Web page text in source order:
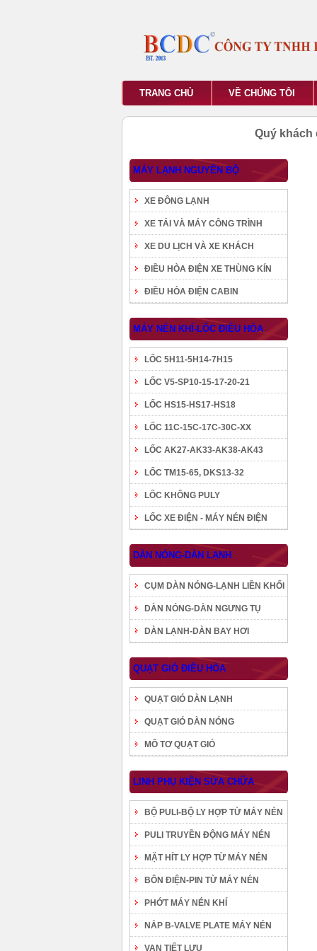
TRANG CHỦ VỀ CHÚNG TÔI
Quý khách
MÁY LẠNH NGUYÊN BỘ
XE ĐÔNG LẠNH
XE TẢI VÀ MÁY CÔNG TRÌNH
XE DU LỊCH VÀ XE KHÁCH
ĐIỀU HÒA ĐIỆN XE THÙNG KÍN
ĐIỀU HÒA ĐIỆN CABIN
MÁY NÉN KHÍ-LỐC ĐIỀU HÒA
LỐC 5H11-5H14-7H15
LỐC V5-SP10-15-17-20-21
LỐC HS15-HS17-HS18
LỐC 11C-15C-17C-30C-XX
LỐC AK27-AK33-AK38-AK43
LỐC TM15-65, DKS13-32
LỐC KHÔNG PULY
LỐC XE ĐIỆN - MÁY NÉN ĐIỆN
DÀN NÓNG-DÀN LẠNH
CỤM DÀN NÓNG-LẠNH LIỀN KHỐI
DÀN NÓNG-DÀN NGƯNG TỤ
DÀN LẠNH-DÀN BAY HƠI
QUẠT GIÓ ĐIỀU HÒA
QUẠT GIÓ DÀN LẠNH
QUẠT GIÓ DÀN NÓNG
MÔ TƠ QUẠT GIÓ
LINH PHỤ KIỆN SỬA CHỮA
BỘ PULI-BỘ LY HỢP TỪ MÁY NÉN
PULI TRUYỀN ĐỘNG MÁY NÉN
MẶT HÍT LY HỢP TỪ MÁY NÉN
BÔN ĐIỆN-PIN TỪ MÁY NÉN
PHỚT MÁY NÉN KHÍ
NẮP B-VALVE PLATE MÁY NÉN
VAN TIẾT LƯU